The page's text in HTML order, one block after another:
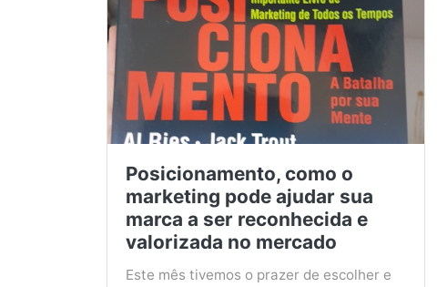
Posicionamento, como o
marketing pode ajudar sua
marca a ser reconhecida e
valorizada no mercado
Este mês tivemos o prazer de escolher e